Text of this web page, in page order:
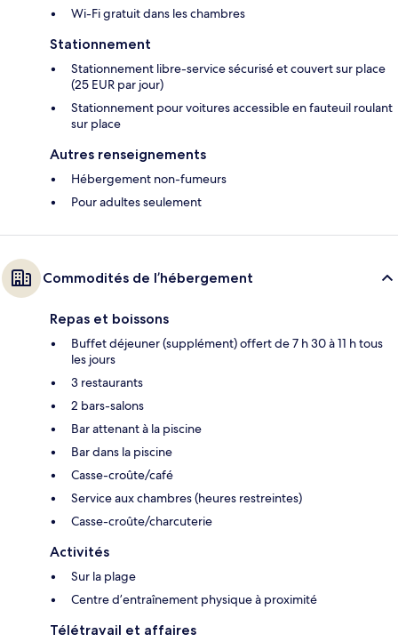
Wi-Fi gratuit dans les chambres
Stationnement
Stationnement libre-service sécurisé et couvert sur place
(25 EUR par jour)
Stationnement pour voitures accessible en fauteuil roulant
sur place
Autres renseignements
Hébergement non-fumeurs
Pour adultes seulement
Commodités de l’hébergement
Repas et boissons
Buffet déjeuner (supplément) offert de 7 h 30 à 11 h tous
les jours
3 restaurants
2 bars-salons
Bar attenant à la piscine
Bar dans la piscine
Casse-croûte/café
Service aux chambres (heures restreintes)
Casse-croûte/charcuterie
Activités
Sur la plage
Centre d’entraînement physique à proximité
Télétravail et affaires